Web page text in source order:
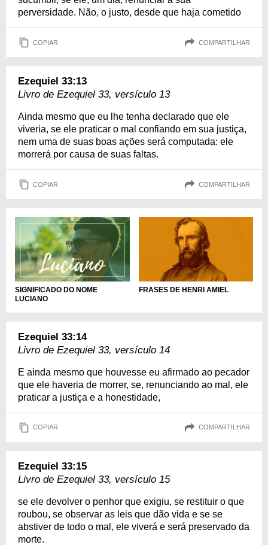
perversidade. Não, o justo, desde que haja cometido
COPIAR COMPARTILHAR
Ezequiel 33:13
Livro de Ezequiel 33, versículo 13
Ainda mesmo que eu lhe tenha declarado que ele
viveria, se ele praticar o mal confiando em sua justiça,
nem uma de suas boas ações será computada: ele
morrerá por causa de suas faltas.
COPIAR COMPARTILHAR
SIGNIFICADO DO NOME
LUCIANO
FRASES DE HENRI AMIEL
Ezequiel 33:14
Livro de Ezequiel 33, versículo 14
E ainda mesmo que houvesse eu afirmado ao pecador
que ele haveria de morrer, se, renunciando ao mal, ele
praticar a justiça e a honestidade,
COPIAR COMPARTILHAR
Ezequiel 33:15
Livro de Ezequiel 33, versículo 15
se ele devolver o penhor que exigiu, se restituir o que
roubou, se observar as leis que dão vida e se se
abstiver de todo o mal, ele viverá e será preservado da
morte.